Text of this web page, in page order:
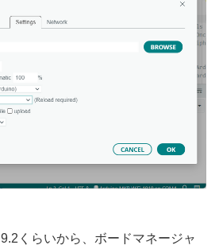
くらいから、ボードマネージャ